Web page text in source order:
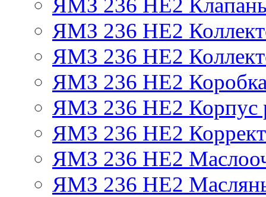
ЯМЗ 236 НЕ2 Клапаны
ЯМЗ 236 НЕ2
ЯМЗ 236 НЕ2
ЯМЗ 236 НЕ2 Коробка
ЯМЗ 236 НЕ2 Корпус
ЯМЗ 236 НЕ2
ЯМЗ 236 НЕ2
ЯМЗ 236 НЕ2